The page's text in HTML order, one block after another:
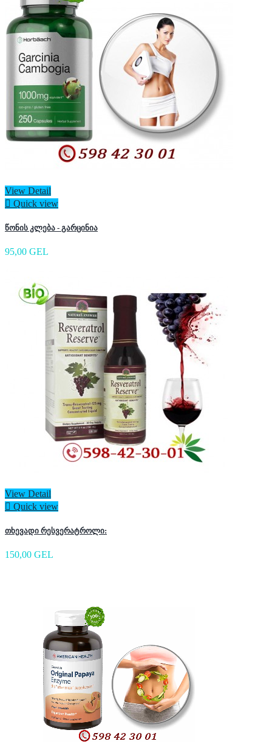
View Detail
 Quick view
წონის კლება - გარცინია
95,00 GEL
View Detail
 Quick view
თხევადი რესვერატროლი:
150,00 GEL